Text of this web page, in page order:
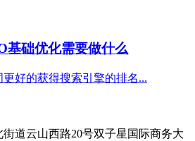
基础优化需要做什么
好的获得搜索引擎的排名...
道云山西路20号双子星国际商务大